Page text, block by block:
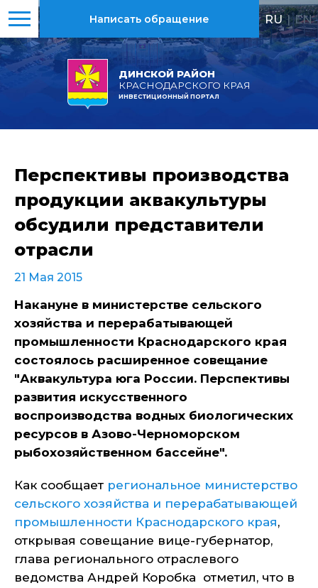
ДИНСКОЙ РАЙОН
КРАСНОДАРСКОГО КРАЯ
ИНВЕСТИЦИОННЫЙ ПОРТАЛ
Написать обращение RU | EN
Перспективы производства
продукции аквакультуры
обсудили представители
отрасли
21 Мая 2015
Накануне в министерстве сельского
хозяйства и перерабатывающей
промышленности Краснодарского края
состоялось расширенное совещание
"Аквакультура юга России. Перспективы
развития искусственного
воспроизводства водных биологических
ресурсов в Азово-Черноморском
рыбохозяйственном бассейне".
Как сообщает региональное министерство
сельского хозяйства и перерабатывающей
промышленности Краснодарского края,
открывая совещание вице-губернатор,
глава регионального отраслевого
ведомства Андрей Коробка отметил, что в